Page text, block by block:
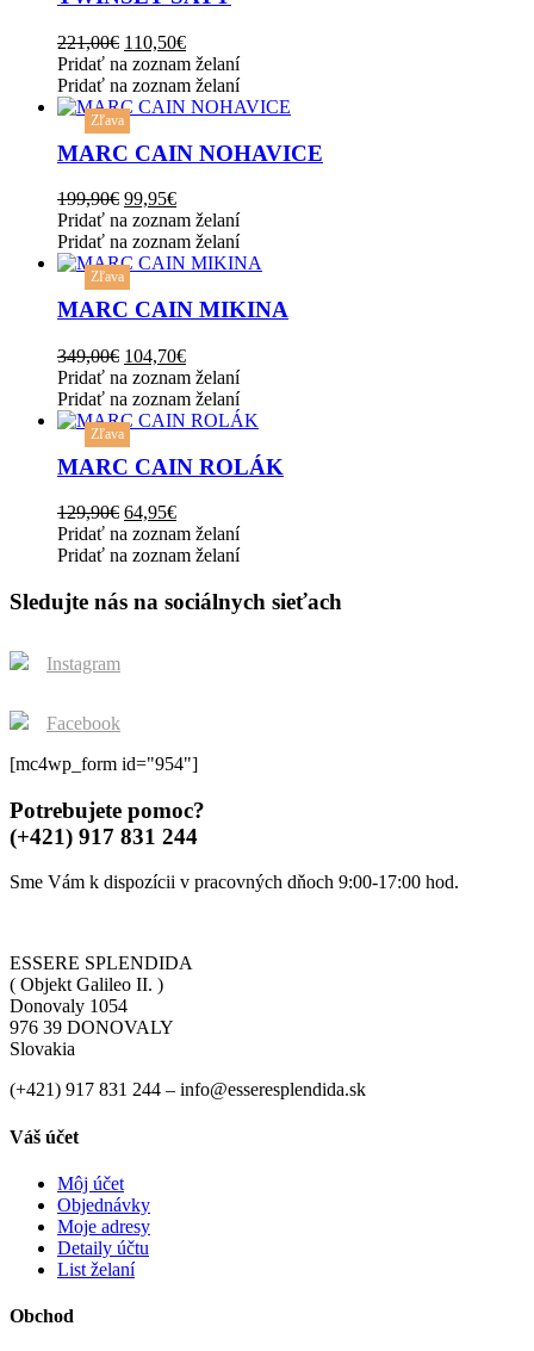
variants.
The
options
may
be
chosen
on
product
page
221,00€ Original
price
was:
221,00€.
110,50€Current
price
is:
110,50€.
Pridať na zoznam želaní
Pridať na zoznam želaní
This
product
has
multiple
variants.
The
options
may
be
chosen
on
product
page
MARC CAIN NOHAVICE
199,90€ Original
price
was:
199,90€.
99,95€Current
price
is:
99,95€.
Zľava
Pridať na zoznam želaní
Pridať na zoznam želaní
This
product
has
multiple
variants.
The
options
may
be
chosen
on
product
page
MARC CAIN MIKINA
349,00€ Original
price
was:
349,00€.
104,70€Current
price
is:
104,70€.
Zľava
Pridať na zoznam želaní
Pridať na zoznam želaní
This
product
has
multiple
variants.
The
options
be
chosen
the
product
MARC CAIN ROLÁK
129,90€ Original
price
was:
64,95€Current
price
is:
Zľava
Pridať na zoznam želaní
Pridať na zoznam želaní
Sledujte nás na sociálnych sieťach
Instagram
Facebook
[mc4wp_form id="954"]
Potrebujete pomoc?
(+421) 917 831 244
Sme Vám k dispozícii v pracovných dňoch 9:00-17:00 hod.
ESSERE SPLENDIDA
( Objekt Galileo II. )
Donovaly 1054
976 39 DONOVALY
Slovakia
(+421) 917 831 244 – info@esseresplendida.sk
Váš účet
Môj účet
Objednávky
Moje adresy
Detaily účtu
List želaní
Obchod